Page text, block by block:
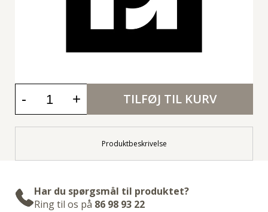
- + TILFØJ TIL KURV
Produktbeskrivelse
Har du spørgsmål til produktet?
Ring til os på 86 98 93 22